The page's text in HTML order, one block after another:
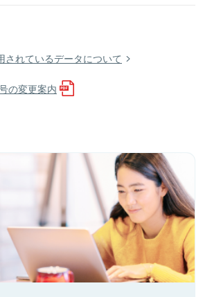
されているデータについて
の変更案内